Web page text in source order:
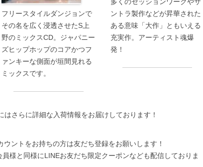
フリースタイルダンジョンで
その名を広く浸透させたS上
野のミックスCD。ジャパニー
ズヒップホップのコアかつフ
ァンキーな側面が垣間見れる
ミックスです。
ントラ製作などが昇華された
ある意味「大作」ともいえる
充実作。アーティスト魂爆
発！
さらに詳細な入荷情報をお届けしております！
ウントをお持ちの方は友だち登録をお願いします！
員様と同様にLINEお友だち限定クーポンなども配信しておりま